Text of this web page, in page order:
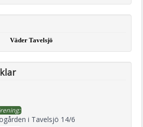
Väder Tavelsjö
i Tavelsjö 14/6